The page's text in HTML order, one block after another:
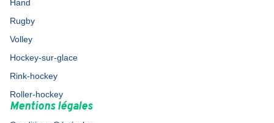
Hand
Rugby
Volley
Hockey-sur-glace
Rink-hockey
Roller-hockey
Mentions légales